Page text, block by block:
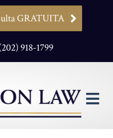
GRATUITA
918-1799